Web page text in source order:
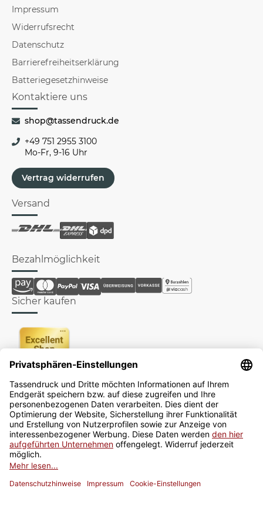
Impressum
Widerrufsrecht
Datenschutz
Barrierefreiheitserklärung
Batteriegesetzhinweise
Kontaktiere uns
shop@tassendruck.de
+49 751 2955 3100
Mo-Fr, 9-16 Uhr
Vertrag widerrufen
Versand
Bezahlmöglichkeit
Sicher kaufen
Newsletter